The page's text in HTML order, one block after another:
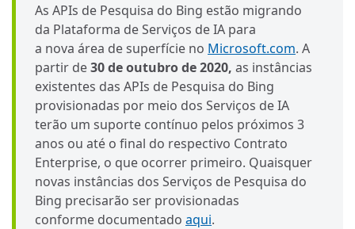
As APIs de Pesquisa do Bing estão migrando
da Plataforma de Serviços de IA para
a nova área de superfície no Microsoft.com. A
partir de30 de outubro de 2020, as instâncias
existentes das APIs de Pesquisa do Bing
provisionadas por meio dos Serviços de IA
terão um suporte contínuo pelos próximos 3
anos ou até o final do respectivo Contrato
Enterprise, o que ocorrer primeiro. Quaisquer
novas instâncias dos Serviços de Pesquisa do
Bing precisarão ser provisionadas
conforme documentado aqui.